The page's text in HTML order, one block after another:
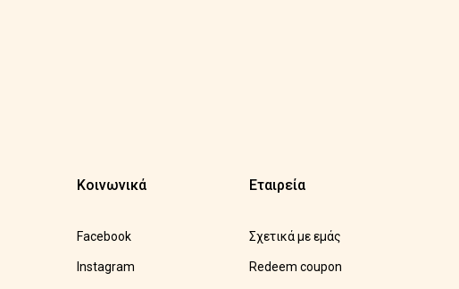
Κοινωνικά
Facebook
Instagram
Εταιρεία
Σχετικά με εμάς
Redeem coupon